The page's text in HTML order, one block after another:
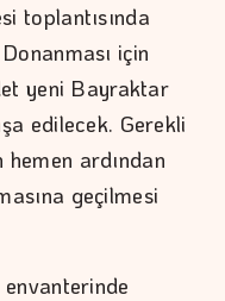
toplantısında
için
yeni Bayraktar
edilecek. Gerekli
hemen ardından
geçilmesi